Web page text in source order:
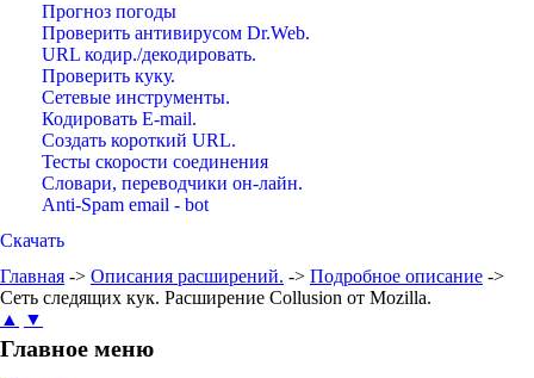
Прогноз погоды
Проверить антивирусом Dr.Web.
URL кодир./декодировать.
Проверить куку.
Сетевые инструменты.
Кодировать E-mail.
Создать короткий URL.
Тесты скорости соединения
Словари, переводчики он-лайн.
Anti-Spam email - bot
Скачать
Главная -> Описания расширений. -> Подробное описание ->
Сеть следящих кук. Расширение Collusion от Mozilla.
▲
▼
Главное меню